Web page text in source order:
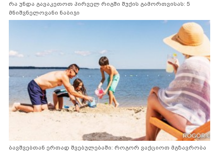
რა უნდა გავაკეთოთ პირველ რიგში შუქის გამორთვისას: 5
მნიშვნელოვანი ნაბიჯი
ბავშვებთან ერთად შვებულებაში: როგორ ვაქციოთ მგზავრობა